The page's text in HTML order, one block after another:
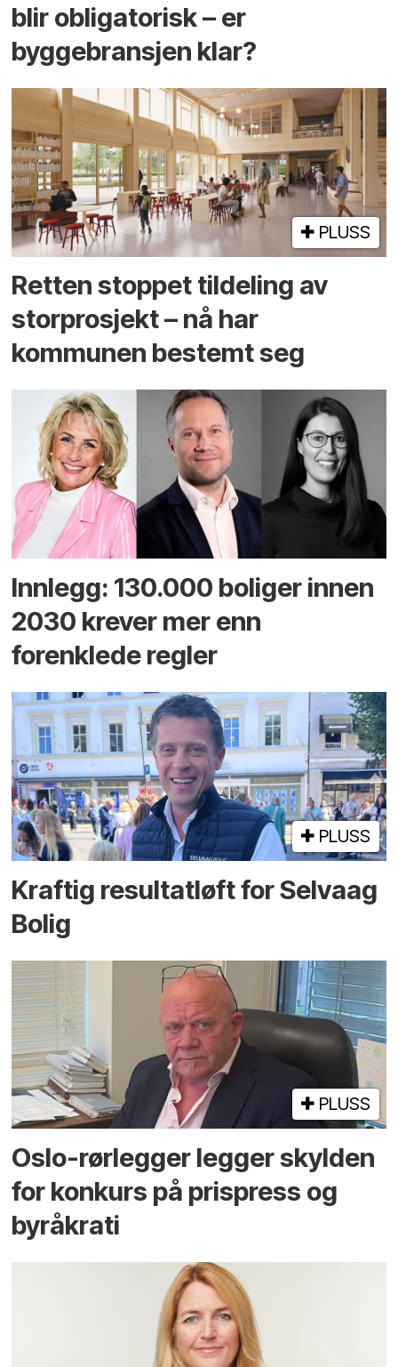
blir obligatorisk – er
byggebransjen klar?
PLUSS
Retten stoppet tildeling av
storprosjekt – nå har
kommunen bestemt seg
Innlegg: 130.000 boliger innen
2030 krever mer enn
forenklede regler
PLUSS
Kraftig resultatløft for Selvaag
Bolig
PLUSS
Oslo-rørlegger legger skylden
for konkurs på prispress og
byråkrati